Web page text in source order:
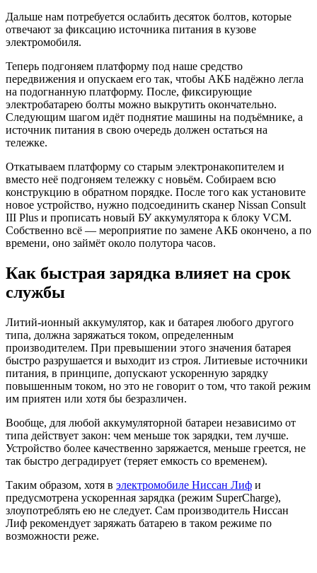
Дальше нам потребуется ослабить десяток болтов, которые
отвечают за фиксацию источника питания в кузове
электромобиля.
Теперь подгоняем платформу под наше средство
передвижения и опускаем его так, чтобы АКБ надёжно легла
на подогнанную платформу. После, фиксирующие
электробатарею болты можно выкрутить окончательно.
Следующим шагом идёт поднятие машины на подъёмнике, а
источник питания в свою очередь должен остаться на
тележке.
Откатываем платформу со старым электронакопителем и
вместо неё подгоняем тележку с новьём. Собираем всю
конструкцию в обратном порядке. После того как установите
новое устройство, нужно подсоединить сканер Nissan Consult
III Plus и прописать новый БУ аккумулятора к блоку VCM.
Собственно всё — мероприятие по замене АКБ окончено, а по
времени, оно займёт около полутора часов.
Как быстрая зарядка влияет на срок
службы
Литий-ионный аккумулятор, как и батарея любого другого
типа, должна заряжаться током, определенным
производителем. При превышении этого значения батарея
быстро разрушается и выходит из строя. Литиевые источники
питания, в принципе, допускают ускоренную зарядку
повышенным током, но это не говорит о том, что такой режим
им приятен или хотя бы безразличен.
Вообще, для любой аккумуляторной батареи независимо от
типа действует закон: чем меньше ток зарядки, тем лучше.
Устройство более качественно заряжается, меньше греется, не
так быстро деградирует (теряет емкость со временем).
Таким образом, хотя в электромобиле Ниссан Лиф и
предусмотрена ускоренная зарядка (режим SuperCharge),
злоупотреблять ею не следует. Сам производитель Ниссан
Лиф рекомендует заряжать батарею в таком режиме по
возможности реже.